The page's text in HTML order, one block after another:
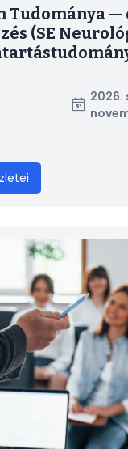
Tudománya
(SE
2026.